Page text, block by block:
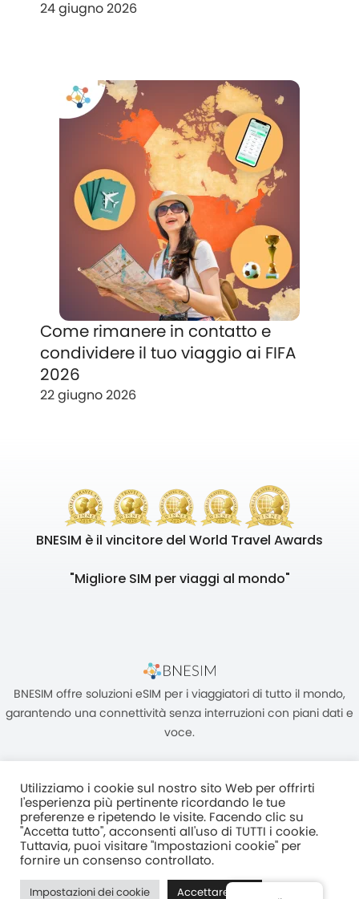
24 giugno 2026
Come rimanere in contatto e
condividere il tuo viaggio ai FIFA
2026
22 giugno 2026
BNESIM è il vincitore del World Travel Awards
"Migliore SIM per viaggi al mondo"
BNESIM offre soluzioni eSIM per i viaggiatori di tutto il mondo,
garantendo una connettività senza interruzioni con piani dati e
voce.
Unità C, 8/F, King Palace Plaza, NO:55 King Yip Street, Kwun Tong,
Kowloon, HONG KONG
2017–2025 BNESIM LIMITED Tutti i diritti riservati
Normativa Sulla Privacy Termini e condizioni Fair Use Policy
Utilizziamo i cookie sul nostro sito Web per offrirti
l'esperienza più pertinente ricordando le tue
preferenze e ripetendo le visite. Facendo clic su
"Accetta tutto", acconsenti all'uso di TUTTI i cookie.
Tuttavia, puoi visitare "Impostazioni cookie" per
fornire un consenso controllato.
Impostazioni dei cookie Accettare tutti